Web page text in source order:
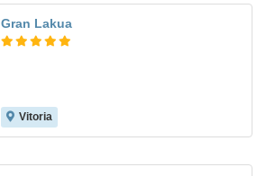
Gran Lakua
Vitoria